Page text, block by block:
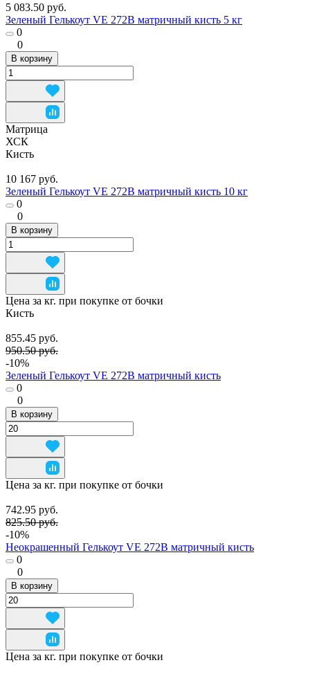
5 083.50 руб.
Зеленый Гелькоут VE 272B матричный кисть 5 кг
0
0
В корзину
Матрица
ХСК
Кисть
10 167 руб.
Зеленый Гелькоут VE 272B матричный кисть 10 кг
0
0
В корзину
Цена за кг. при покупке от бочки
Кисть
855.45 руб.
950.50 руб.
-10%
Зеленый Гелькоут VE 272B матричный кисть
0
0
В корзину
Цена за кг. при покупке от бочки
742.95 руб.
825.50 руб.
-10%
Неокрашенный Гелькоут VE 272B матричный кисть
0
0
В корзину
Цена за кг. при покупке от бочки